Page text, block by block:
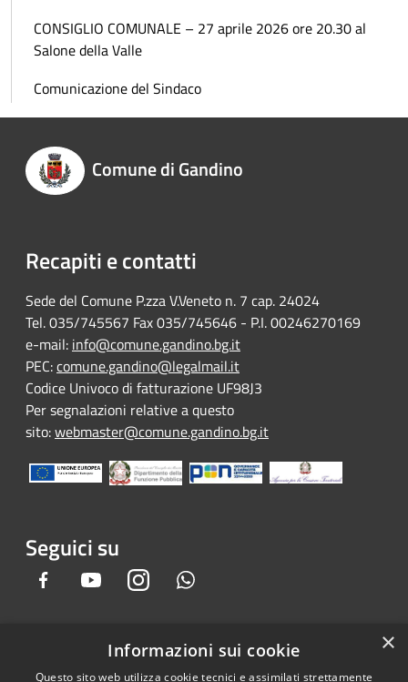
CONSIGLIO COMUNALE – 27 aprile 2026 ore 20.30 al
Salone della Valle
Comunicazione del Sindaco
Comune di Gandino
Recapiti e contatti
Sede del Comune P.zza V.Veneto n. 7 cap. 24024
Tel. 035/745567 Fax 035/745646 - P.I. 00246270169
e-mail: info@comune.gandino.bg.it
PEC:comune.gandino@legalmail.it
Codice Univoco di fatturazione UF98J3
Per segnalazioni relative a questo
sito:webmaster@comune.gandino.bg.it
Seguici su
Facebook YoutubeInstagram
×
Informazioni sui cookie
Questo sito web utilizza cookie tecnici e assimilati strettamente